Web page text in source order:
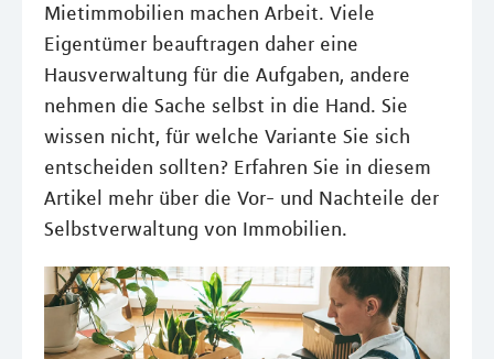
Mietimmobilien machen Arbeit. Viele
Eigentümer beauftragen daher eine
Hausverwaltung für die Aufgaben, andere
nehmen die Sache selbst in die Hand. Sie
wissen nicht, für welche Variante Sie sich
entscheiden sollten? Erfahren Sie in diesem
Artikel mehr über die Vor- und Nachteile der
Selbstverwaltung von Immobilien.